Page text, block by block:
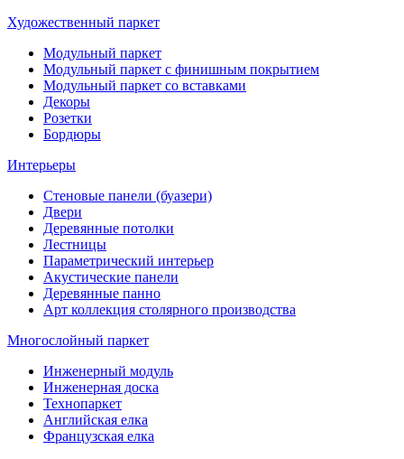
Художественный паркет
Модульный паркет
Модульный паркет с финишным покрытием
Модульный паркет со вставками
Декоры
Розетки
Бордюры
Интерьеры
Стеновые панели (буазери)
Двери
Деревянные потолки
Лестницы
Параметрический интерьер
Акустические панели
Деревянные панно
Арт коллекция столярного производства
Многослойный паркет
Инженерный модуль
Инженерная доска
Технопаркет
Английская елка
Французская елка